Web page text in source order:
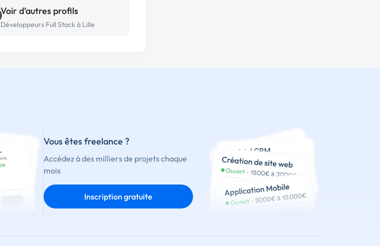
Voir d’autres profils
Développeurs Full Stack à Lille
Vous êtes freelance ?
Accédez à des milliers de projets chaque
mois
Inscription gratuite